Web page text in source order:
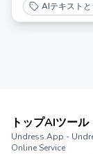
AIテキスト
トップAIツール
Undress.App -
Online Service